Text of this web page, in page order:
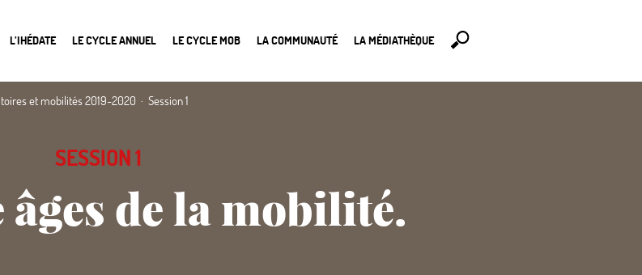
L’IHÉDATE LE CYCLE ANNUEL LE CYCLE MOB LA COMMUNAUTÉ LA MÉDIATHÈQUE
et mobilités 2019-2020 Session 1
SESSION 1
de la mobilité.